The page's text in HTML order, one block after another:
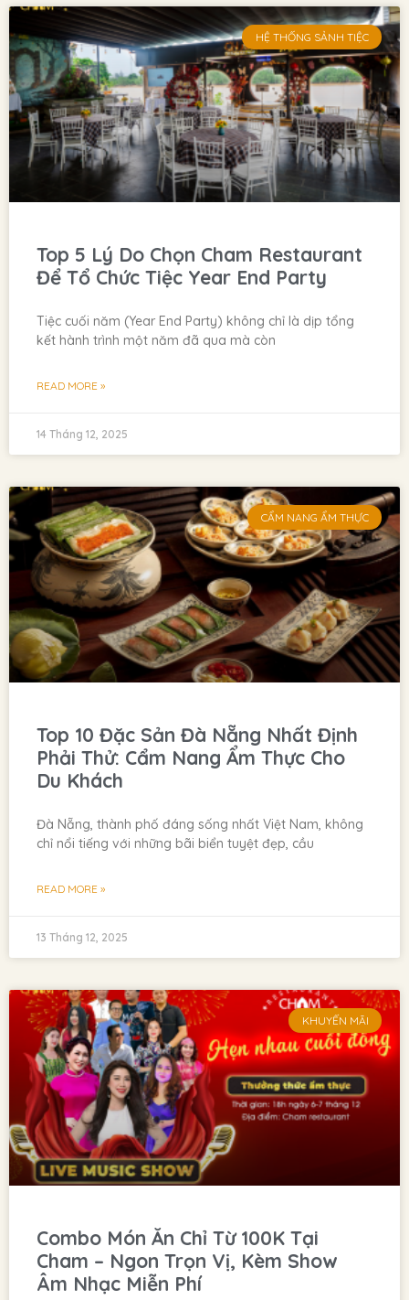
HỆ THỐNG SẢNH TIỆC
Top 5 Lý Do Chọn Cham Restaurant
Để Tổ Chức Tiệc Year End Party
Tiệc cuối năm (Year End Party) không chỉ là dịp tổng
kết hành trình một năm đã qua mà còn
READ MORE »
14 Tháng 12, 2025
CẨM NANG ẨM THỰC
Top 10 Đặc Sản Đà Nẵng Nhất Định
Phải Thử: Cẩm Nang Ẩm Thực Cho
Du Khách
Đà Nẵng, thành phố đáng sống nhất Việt Nam, không
chỉ nổi tiếng với những bãi biển tuyệt đẹp, cầu
READ MORE »
13 Tháng 12, 2025
KHUYẾN MÃI
Combo Món Ăn Chỉ Từ 100K Tại
Cham – Ngon Trọn Vị, Kèm Show
Âm Nhạc Miễn Phí